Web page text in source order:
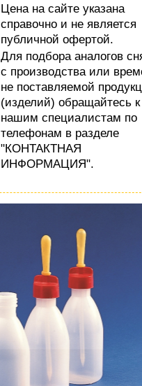
Цена на сайте указана
справочно и не является
публичной офертой.
Для подбора аналогов
с производства или
не поставляемой
(изделий) обращайтесь к
нашим специалистам по
телефонам в разделе
"КОНТАКТНАЯ
ИНФОРМАЦИЯ".